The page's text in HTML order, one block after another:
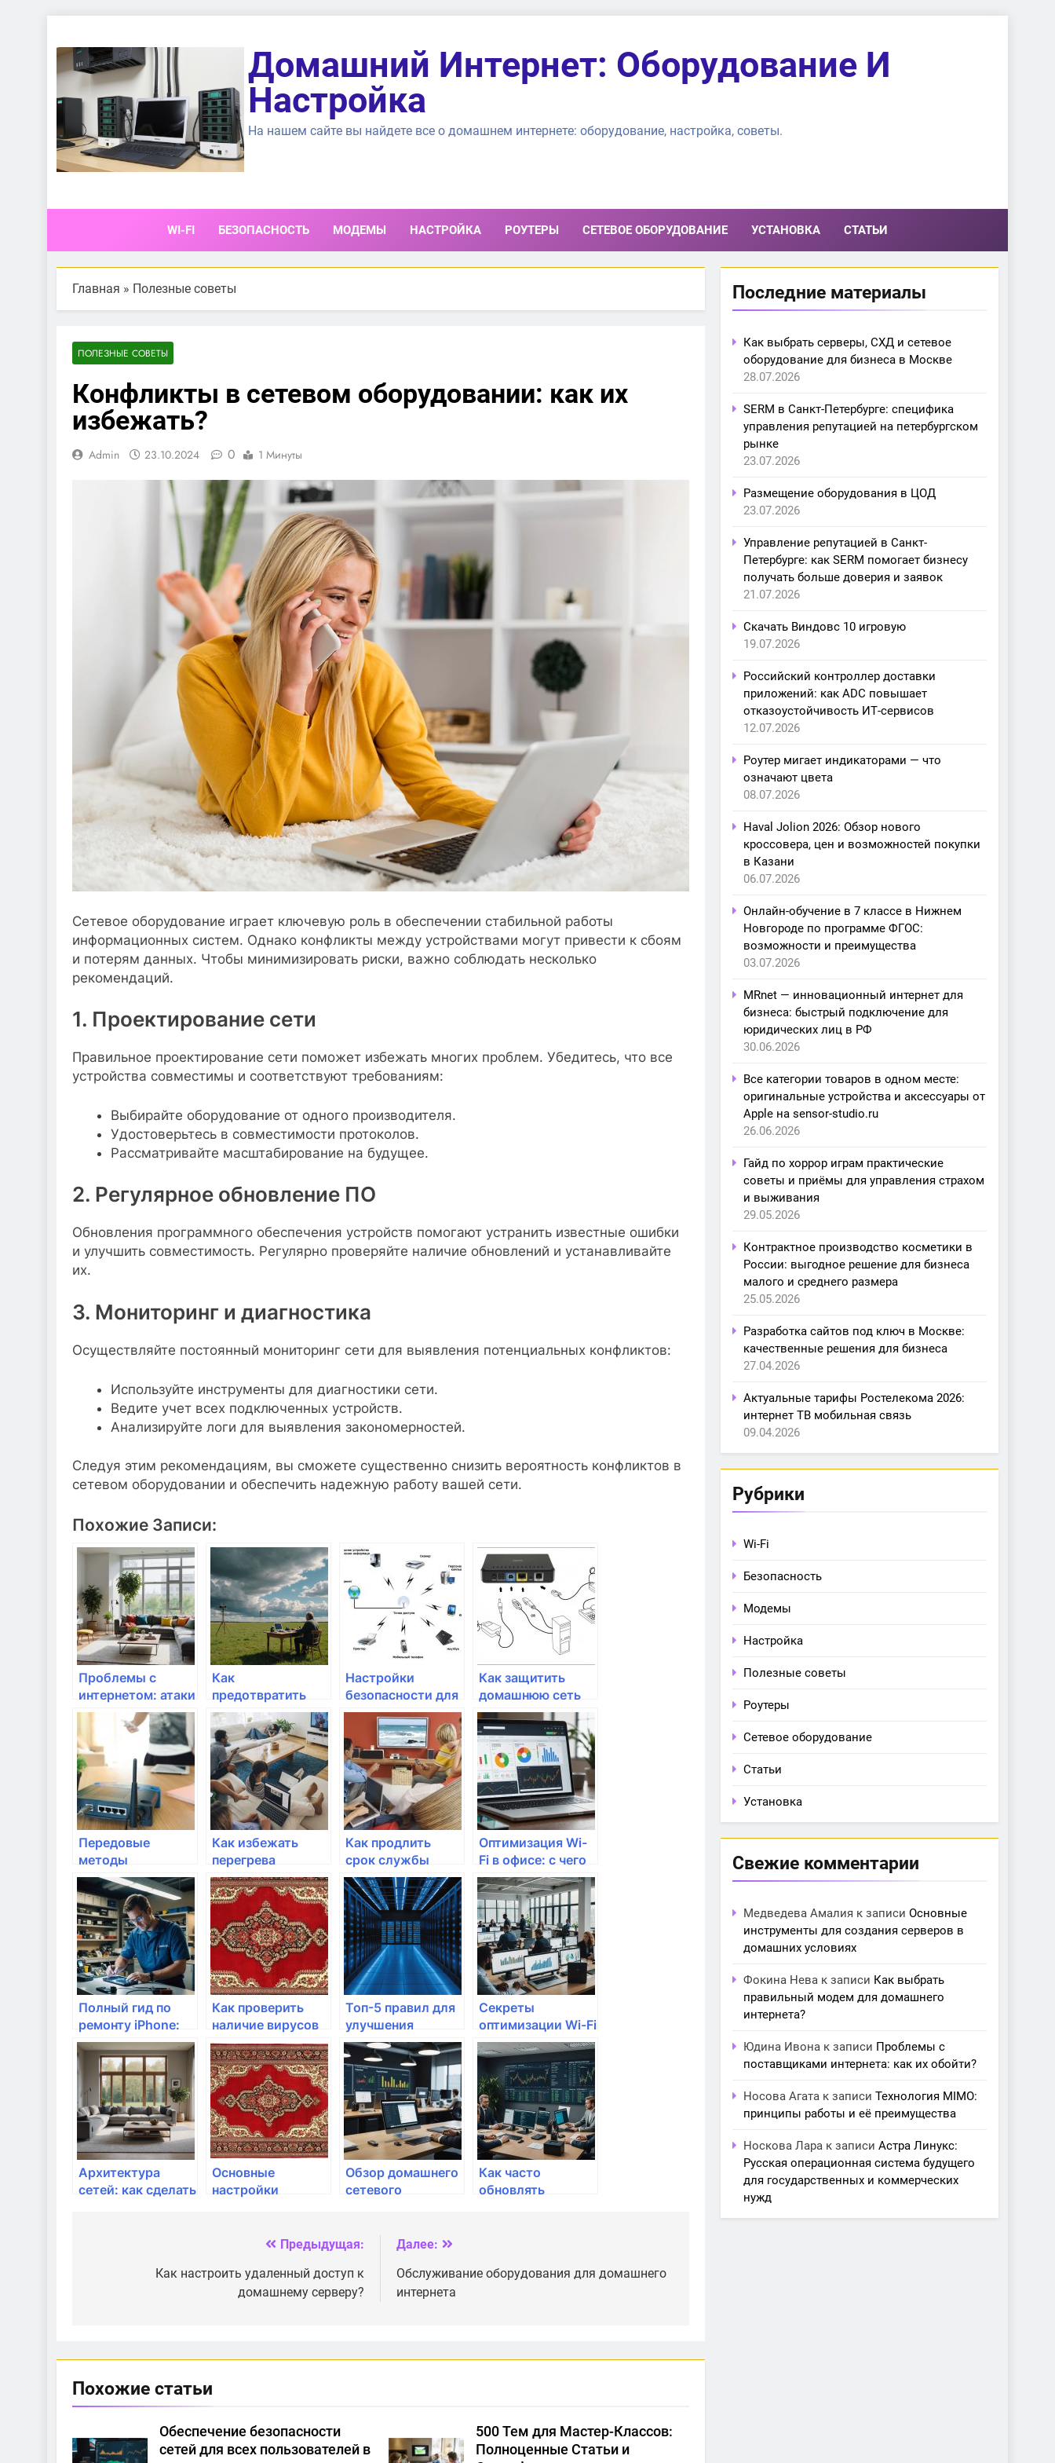
содержимому
Домашний Интернет: Оборудование И
Настройка
На нашем сайте вы найдете все о домашнем интернете: оборудование, настройка, советы.
WI-FI БЕЗОПАСНОСТЬ МОДЕМЫ НАСТРОЙКА РОУТЕРЫ СЕТЕВОЕ ОБОРУДОВАНИЕ УСТАНОВКА СТАТЬИ
Главная » Полезные советы
ПОЛЕЗНЫЕ СОВЕТЫ
Конфликты в сетевом оборудовании: как их
избежать?
Admin 23.10.2024 0 1 Минуты
Сетевое оборудование играет ключевую роль в обеспечении стабильной работы
информационных систем. Однако конфликты между устройствами могут привести к сбоям
и потерям данных. Чтобы минимизировать риски, важно соблюдать несколько
рекомендаций.
1. Проектирование сети
Правильное проектирование сети поможет избежать многих проблем. Убедитесь, что все
устройства совместимы и соответствуют требованиям:
Выбирайте оборудование от одного производителя.
Удостоверьтесь в совместимости протоколов.
Рассматривайте масштабирование на будущее.
2. Регулярное обновление ПО
Обновления программного обеспечения устройств помогают устранить известные ошибки
и улучшить совместимость. Регулярно проверяйте наличие обновлений и устанавливайте
их.
3. Мониторинг и диагностика
Осуществляйте постоянный мониторинг сети для выявления потенциальных конфликтов:
Используйте инструменты для диагностики сети.
Ведите учет всех подключенных устройств.
Анализируйте логи для выявления закономерностей.
Следуя этим рекомендациям, вы сможете существенно снизить вероятность конфликтов в
сетевом оборудовании и обеспечить надежную работу вашей сети.
Похожие Записи:
Проблемы с
интернетом: атаки
DDoS и как их
избежать
Как
предотвратить
отключение
интернета в
важные моменты
Настройки
безопасности для
IoT-устройств в
Как защитить
домашнюю сеть
от взлома
Передовые
методы
диагностики
сетевых проблем
Как избежать
перегрева
маршрутизатора?
Как продлить
срок службы
вашего
маршрутизатора?
Оптимизация Wi-
Fi в офисе: с чего
начать?
Полный гид по
ремонту iPhone:
как выбрать
лучший сервис и
избежать
распространенных
ошибок
Как проверить
наличие вирусов
на
маршрутизаторе?
Топ-5 правил для
улучшения
скорости
интернета
Секреты
оптимизации Wi-Fi
для студентов
Архитектура
сетей: как сделать
Основные
настройки
Обзор домашнего
сетевого
Как часто
обновлять
Предыдущая:
Как настроить удаленный доступ к
домашнему серверу?
Далее:
Обслуживание оборудования для домашнего
интернета
Похожие статьи
Обеспечение безопасности
сетей для всех пользователей в
500 Тем для Мастер-Классов:
Полноценные Статьи и
Последние материалы
Как выбрать серверы, СХД и сетевое
оборудование для бизнеса в Москве
28.07.2026
SERM в Санкт-Петербурге: специфика
управления репутацией на петербургском
рынке
23.07.2026
Размещение оборудования в ЦОД
23.07.2026
Управление репутацией в Санкт-
Петербурге: как SERM помогает бизнесу
получать больше доверия и заявок
21.07.2026
Скачать Виндовс 10 игровую
19.07.2026
Российский контроллер доставки
приложений: как ADC повышает
отказоустойчивость ИТ-сервисов
12.07.2026
Роутер мигает индикаторами — что
означают цвета
08.07.2026
Haval Jolion 2026: Обзор нового
кроссовера, цен и возможностей покупки
в Казани
06.07.2026
Онлайн-обучение в 7 классе в Нижнем
Новгороде по программе ФГОС:
возможности и преимущества
03.07.2026
MRnet — инновационный интернет для
бизнеса: быстрый подключение для
юридических лиц в РФ
30.06.2026
Все категории товаров в одном месте:
оригинальные устройства и аксессуары от
Apple на sensor-studio.ru
26.06.2026
Гайд по хоррор играм практические
советы и приёмы для управления страхом
и выживания
29.05.2026
Контрактное производство косметики в
России: выгодное решение для бизнеса
малого и среднего размера
25.05.2026
Разработка сайтов под ключ в Москве:
качественные решения для бизнеса
27.04.2026
Актуальные тарифы Ростелекома 2026:
интернет ТВ мобильная связь
09.04.2026
Рубрики
Wi-Fi
Безопасность
Модемы
Настройка
Полезные советы
Роутеры
Сетевое оборудование
Статьи
Установка
Свежие комментарии
Медведева Амалия к записи Основные
инструменты для создания серверов в
домашних условиях
Фокина Нева к записи Как выбрать
правильный модем для домашнего
интернета?
Юдина Ивона к записи Проблемы с
поставщиками интернета: как их обойти?
Носова Агата к записи Технология MIMO:
принципы работы и её преимущества
Носкова Лара к записи Астра Линукс:
Русская операционная система будущего
для государственных и коммерческих
нужд